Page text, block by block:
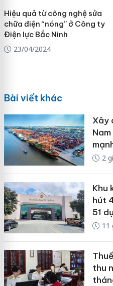
Hiệu quả từ công nghệ sửa
chữa điện “nóng” ở Công ty
Điện lực Bắc Ninh
23/04/2024
Bài viết khác
Xây
2
Khu
hút
51
11
thu